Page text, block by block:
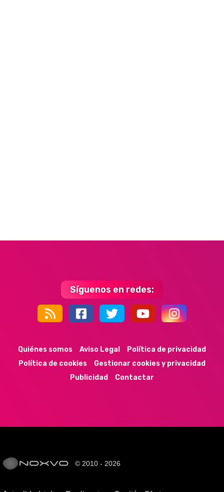
Síguenos en redes:
Quiénes somos Aviso Legal
Política de privacidad
Política de cookies
Gestionar cookies y privacidad
Publicidad
Contactar
© 2010 - 2026